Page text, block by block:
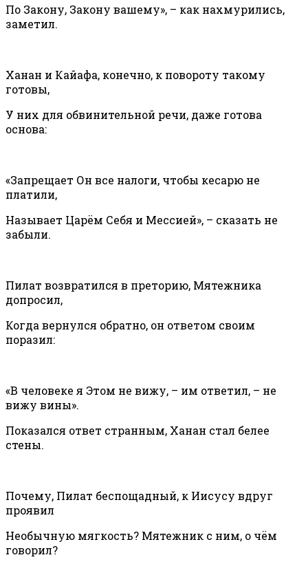
По Закону, Закону вашему», – как нахмурились,
заметил.
Ханан и Кайафа, конечно, к повороту такому
готовы,
У них для обвинительной речи, даже готова
основа:
«Запрещает Он все налоги, чтобы кесарю не
платили,
Называет Царём Себя и Мессией», – сказать не
забыли.
Пилат возвратился в преторию, Мятежника
допросил,
Когда вернулся обратно, он ответом своим
поразил:
«В человеке я Этом не вижу, – им ответил, – не
вижу вины».
Показался ответ странным, Ханан стал белее
стены.
Почему, Пилат беспощадный, к Иисусу вдруг
проявил
Необычную мягкость? Мятежник с ним, о чём
говорил?